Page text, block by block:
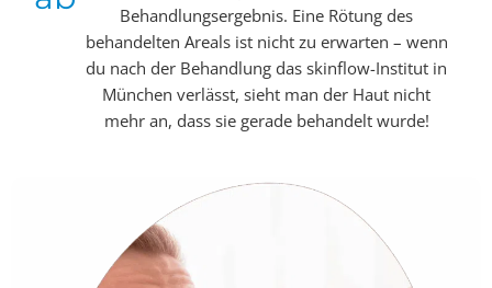
Behandlungsergebnis. Eine Rötung des
behandelten Areals ist nicht zu erwarten – wenn
du nach der Behandlung das skinflow-Institut in
München verlässt, sieht man der Haut nicht
mehr an, dass sie gerade behandelt wurde!